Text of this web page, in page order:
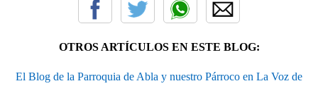
OTROS ARTÍCULOS EN ESTE BLOG:
El Blog de la Parroquia de Abla y nuestro Párroco en La Voz de